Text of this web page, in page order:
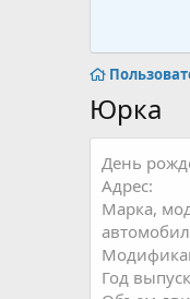
Юрка
День
Адрес
Марка,
Год